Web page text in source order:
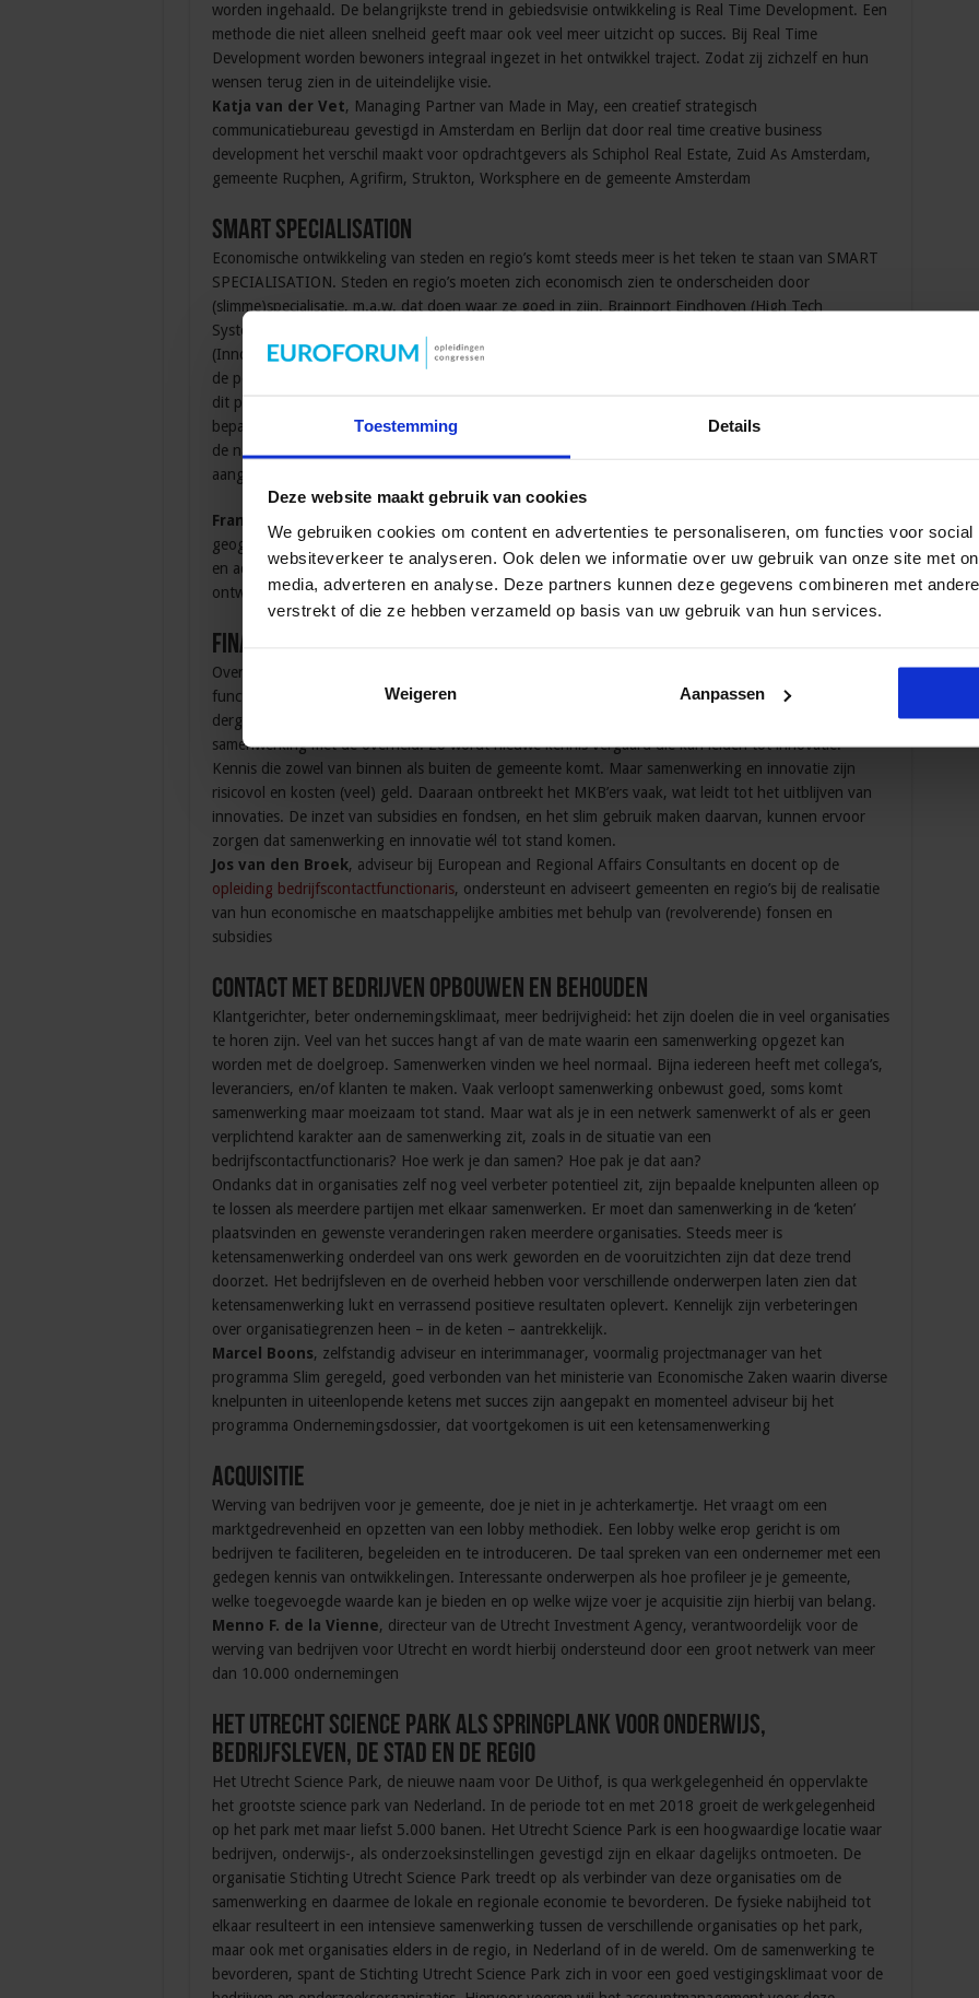
Toestemming Details
Deze website maakt gebruik van cookies
We gebruiken cookies om content en advertenties te personaliseren, om functies voor
websiteverkeer te analyseren. Ook delen we informatie over uw gebruik van onze site met
media, adverteren en analyse. Deze partners kunnen deze gegevens combineren met
verstrekt of die ze hebben verzameld op basis van uw gebruik van hun services.
Weigeren Aanpassen
worden ingehaald. De belangrijkste trend in gebiedsvisie ontwikkeling is Real Time Development. Een
methode die niet alleen snelheid geeft maar ook veel meer uitzicht op succes. Bij Real Time
Development worden bewoners integraal ingezet in het ontwikkel traject. Zodat zij zichzelf en hun
wensen terug zien in de uiteindelijke visie.
Katja van der Vet, Managing Partner van Made in May, een creatief strategisch
communicatiebureau gevestigd in Amsterdam en Berlijn dat door real time creative business
development het verschil maakt voor opdrachtgevers als Schiphol Real Estate, Zuid As Amsterdam,
gemeente Rucphen, Agrifirm, Strukton, Worksphere en de gemeente Amsterdam
Smart Specialisation
Economische ontwikkeling van steden en regio’s komt steeds meer is het teken te staan van SMART
SPECIALISATION. Steden en regio’s moeten zich economisch zien te onderscheiden door
(slimme)specialisatie, m.a.w. dat doen waar ze goed in zijn. Brainport Eindhoven (High Tech
Systems), Energy Valley in Noord Nederland (innovatieve energierotonde) en FoodValley Wageningen
(Innovatieve voedseltechnologie) zijn mooie voorbeelden van deze strategieën. De EU lanceert voor
de periode tot 2020 de Smart Specialisation Strategy om regio’s met (grote) subsidies te stimuleren
dit pad verder te ontwikkelen. Smart cities en regio’s gaan de economische toekomst van landen
bepalen. Voor Bedrijfscontactfunktionarissen van gemeenten is het relevant om inzicht te krijgen in
de nationale, regionale en lokale economische dynamiek. Dat biedt een goed kader en geeft
aangrijpingspunten voor de bedrijfscontacten.
Frans Boekema
geografie aan de Radboud Universiteit Nijmegen en de Universiteit van Tilburg, verricht onderzoek
en adviseert gemeenten, provincies, ministeries, bedrijven, brancheorganisaties en
ontwikkelmaatschappijen op het terrein van regionale economie
Financiering van innovatie en economische ontwikkeling
Overheden, bedrijven en kennisinstellingen vormen een regionaal ecosysteem. Een goed
functionerend ecosysteem zorgt voor economische ontwikkeling en welvaart. De kenmerken van een
dergelijk ecosysteem zijn samenwerkingen tussen bedrijven, tussen bedrijven en kennisinstellingen en
samenwerking met de overheid. Zo wordt nieuwe kennis vergaard die kan leiden tot innovatie.
Kennis die zowel van binnen als buiten de gemeente komt. Maar samenwerking en innovatie zijn
risicovol en kosten (veel) geld. Daaraan ontbreekt het MKB’ers vaak, wat leidt tot het uitblijven van
innovaties. De inzet van subsidies en fondsen, en het slim gebruik maken daarvan, kunnen ervoor
zorgen dat samenwerking en innovatie wél tot stand komen.
Jos van den Broek, adviseur bij European and Regional Affairs Consultants en docent op de
opleiding bedrijfscontactfunctionaris, ondersteunt en adviseert gemeenten en regio’s bij de realisatie
van hun economische en maatschappelijke ambities met behulp van (revolverende) fonsen en
subsidies
Contact met bedrijven opbouwen en behouden
Klantgerichter, beter ondernemingsklimaat, meer bedrijvigheid: het zijn doelen die in veel organisaties
te horen zijn. Veel van het succes hangt af van de mate waarin een samenwerking opgezet kan
worden met de doelgroep. Samenwerken vinden we heel normaal. Bijna iedereen heeft met collega’s,
leveranciers, en/of klanten te maken. Vaak verloopt samenwerking onbewust goed, soms komt
samenwerking maar moeizaam tot stand. Maar wat als je in een netwerk samenwerkt of als er geen
verplichtend karakter aan de samenwerking zit, zoals in de situatie van een
bedrijfscontactfunctionaris? Hoe werk je dan samen? Hoe pak je dat aan?
Ondanks dat in organisaties zelf nog veel verbeter potentieel zit, zijn bepaalde knelpunten alleen op
te lossen als meerdere partijen met elkaar samenwerken. Er moet dan samenwerking in de ‘keten’
plaatsvinden en gewenste veranderingen raken meerdere organisaties. Steeds meer is
ketensamenwerking onderdeel van ons werk geworden en de vooruitzichten zijn dat deze trend
doorzet. Het bedrijfsleven en de overheid hebben voor verschillende onderwerpen laten zien dat
ketensamenwerking lukt en verrassend positieve resultaten oplevert. Kennelijk zijn verbeteringen
over organisatiegrenzen heen – in de keten – aantrekkelijk.
Marcel Boons, zelfstandig adviseur en interimmanager, voormalig projectmanager van het
programma Slim geregeld, goed verbonden van het ministerie van Economische Zaken waarin diverse
knelpunten in uiteenlopende ketens met succes zijn aangepakt en momenteel adviseur bij het
programma Ondernemingsdossier, dat voortgekomen is uit een ketensamenwerking
Acquisitie
Werving van bedrijven voor je gemeente, doe je niet in je achterkamertje. Het vraagt om een
marktgedrevenheid en opzetten van een lobby methodiek. Een lobby welke erop gericht is om
bedrijven te faciliteren, begeleiden en te introduceren. De taal spreken van een ondernemer met een
gedegen kennis van ontwikkelingen. Interessante onderwerpen als hoe profileer je je gemeente,
welke toegevoegde waarde kan je bieden en op welke wijze voer je acquisitie zijn hierbij van belang.
Menno F. de la Vienne, directeur van de Utrecht Investment Agency, verantwoordelijk voor de
werving van bedrijven voor Utrecht en wordt hierbij ondersteund door een groot netwerk van meer
dan 10.000 ondernemingen
Het Utrecht Science park als springplank voor onderwijs,
bedrijfsleven, de stad en de regio
Het Utrecht Science Park, de nieuwe naam voor De Uithof, is qua werkgelegenheid én oppervlakte
het grootste science park van Nederland. In de periode tot en met 2018 groeit de werkgelegenheid
op het park met maar liefst 5.000 banen. Het Utrecht Science Park is een hoogwaardige locatie waar
bedrijven, onderwijs-, als onderzoeksinstellingen gevestigd zijn en elkaar dagelijks ontmoeten. De
organisatie Stichting Utrecht Science Park treedt op als verbinder van deze organisaties om de
samenwerking en daarmee de lokale en regionale economie te bevorderen. De fysieke nabijheid tot
elkaar resulteert in een intensieve samenwerking tussen de verschillende organisaties op het park,
maar ook met organisaties elders in de regio, in Nederland of in de wereld. Om de samenwerking te
bevorderen, spant de Stichting Utrecht Science Park zich in voor een goed vestigingsklimaat voor de